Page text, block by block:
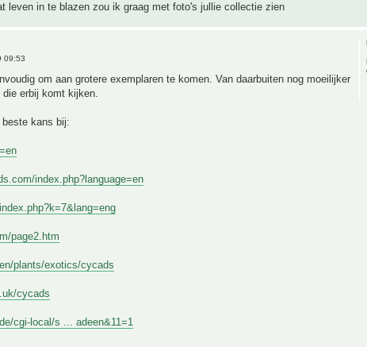
leven in te blazen zou ik graag met foto's jullie collectie zien
09:53
om aan grotere exemplaren te komen. Van daarbuiten nog moeilijker
erbij komt kijken.
kans bij:
index.php?language=en
page2.htm
plants/exotics/cycads
cycads
cgi-local/s ... adeen&11=1